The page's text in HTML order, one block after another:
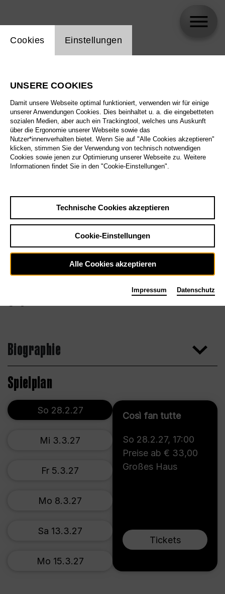
Biographie
Spielplan
Così fan tutte
So 28.2.27, 17:00
Preise ab € 33,00
Großes Haus
Tickets
So 28.2.27
Mi 3.3.27
Fr 5.3.27
Mo 8.3.27
Sa 13.3.27
Mo 15.3.27
Einstellung Website Cookie
Cookies Einstellungen
UNSERE COOKIES
Damit unsere Webseite optimal funktioniert, verwenden wir für einige
unserer Anwendungen Cookies. Dies beinhaltet u. a. die eingebetteten
sozialen Medien, aber auch ein Trackingtool, welches uns Auskunft
über die Ergonomie unserer Webseite sowie das
Nutzer*innenverhalten bietet. Wenn Sie auf "Alle Cookies akzeptieren"
klicken, stimmen Sie der Verwendung von technisch notwendigen
Cookies sowie jenen zur Optimierung unserer Webseite zu. Weitere
Informationen findet Sie in den "Cookie-Einstellungen".
Technische Cookies akzeptieren
Cookie-Einstellungen
Alle Cookies akzeptieren
Impressum Datenschutz